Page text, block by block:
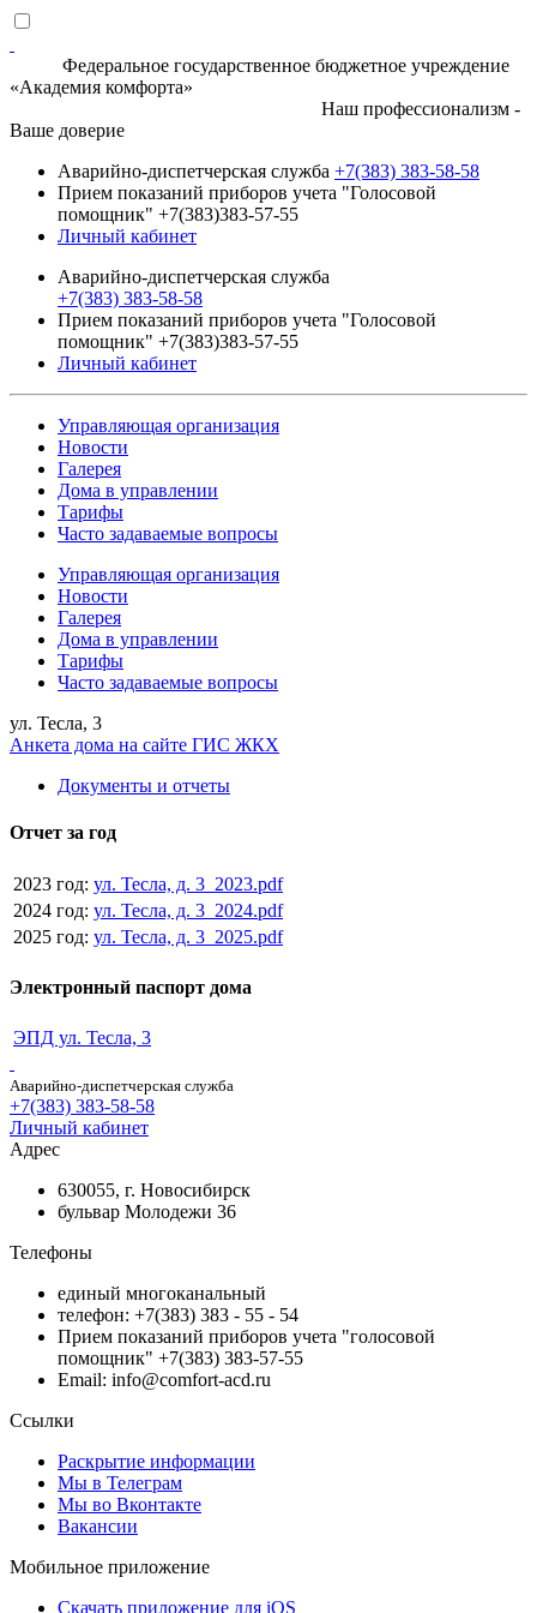
Федеральное государственное бюджетное учреждение
«Академия комфорта»
Наш профессионализм -
Ваше доверие
Аварийно-диспетчерская служба +7(383) 383-58-58
Прием показаний приборов учета "Голосовой
помощник" +7(383)383-57-55
Личный кабинет
Аварийно-диспетчерская служба
+7(383) 383-58-58
Прием показаний приборов учета "Голосовой
помощник" +7(383)383-57-55
Личный кабинет
Управляющая организация
Новости
Галерея
Дома в управлении
Тарифы
Часто задаваемые вопросы
Управляющая организация
Новости
Галерея
Дома в управлении
Тарифы
Часто задаваемые вопросы
ул. Тесла, 3
Анкета дома на сайте ГИС ЖКХ
Документы и отчеты
Отчет за год
2023 год: ул. Тесла, д. 3_2023.pdf
2024 год: ул. Тесла, д. 3_2024.pdf
2025 год: ул. Тесла, д. 3_2025.pdf
Электронный паспорт дома
ЭПД ул. Тесла, 3
Аварийно-диспетчерская служба
+7(383) 383-58-58
Личный кабинет
Адрес
630055, г. Новосибирск
бульвар Молодежи 36
Телефоны
единый многоканальный
телефон: +7(383) 383 - 55 - 54
Прием показаний приборов учета "голосовой
помощник" +7(383) 383-57-55
Email: info@comfort-acd.ru
Ссылки
Раскрытие информации
Мы в Телеграм
Мы во Вконтакте
Вакансии
Мобильное приложение
Скачать приложение для iOS